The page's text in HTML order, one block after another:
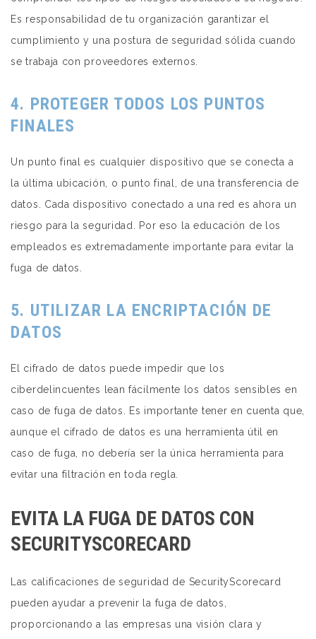
Es responsabilidad de tu organización garantizar el
cumplimiento y una postura de seguridad sólida cuando
se trabaja con proveedores externos.
4. PROTEGER TODOS LOS PUNTOS
FINALES
Un punto final es cualquier dispositivo que se conecta a
la última ubicación, o punto final, de una transferencia de
datos. Cada dispositivo conectado a una red es ahora un
riesgo para la seguridad.
Por eso la educación de los
empleados es extremadamente importante para evitar la
fuga de datos.
5. UTILIZAR LA ENCRIPTACIÓN DE
DATOS
El cifrado de datos puede impedir que los
ciberdelincuentes lean fácilmente los datos sensibles en
caso de fuga de datos. Es importante tener en cuenta que,
aunque el cifrado de datos es una herramienta útil en
caso de fuga, no debería ser la única herramienta para
evitar una filtración en toda regla.
EVITA LA FUGA DE DATOS CON
SECURITYSCORECARD
Las calificaciones de seguridad de SecurityScorecard
pueden ayudar a prevenir la fuga de datos,
proporcionando a las empresas una visión clara y